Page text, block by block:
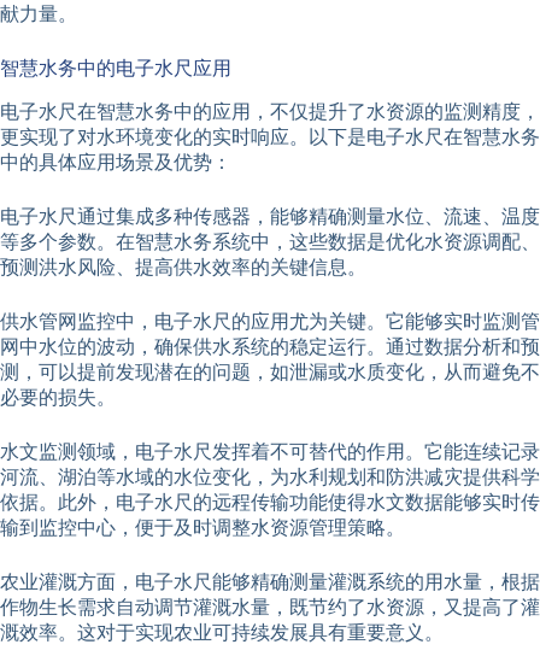
献力量。
智慧水务中的电子水尺应用
电子水尺在智慧水务中的应用，不仅提升了水资源的监测精度，
更实现了对水环境变化的实时响应。以下是电子水尺在智慧水务
中的具体应用场景及优势：
电子水尺通过集成多种传感器，能够精确测量水位、流速、温度
等多个参数。在智慧水务系统中，这些数据是优化水资源调配、
预测洪水风险、提高供水效率的关键信息。
供水管网监控中，电子水尺的应用尤为关键。它能够实时监测管
网中水位的波动，确保供水系统的稳定运行。通过数据分析和预
测，可以提前发现潜在的问题，如泄漏或水质变化，从而避免不
必要的损失。
水文监测领域，电子水尺发挥着不可替代的作用。它能连续记录
河流、湖泊等水域的水位变化，为水利规划和防洪减灾提供科学
依据。此外，电子水尺的远程传输功能使得水文数据能够实时传
输到监控中心，便于及时调整水资源管理策略。
农业灌溉方面，电子水尺能够精确测量灌溉系统的用水量，根据
作物生长需求自动调节灌溉水量，既节约了水资源，又提高了灌
溉效率。这对于实现农业可持续发展具有重要意义。